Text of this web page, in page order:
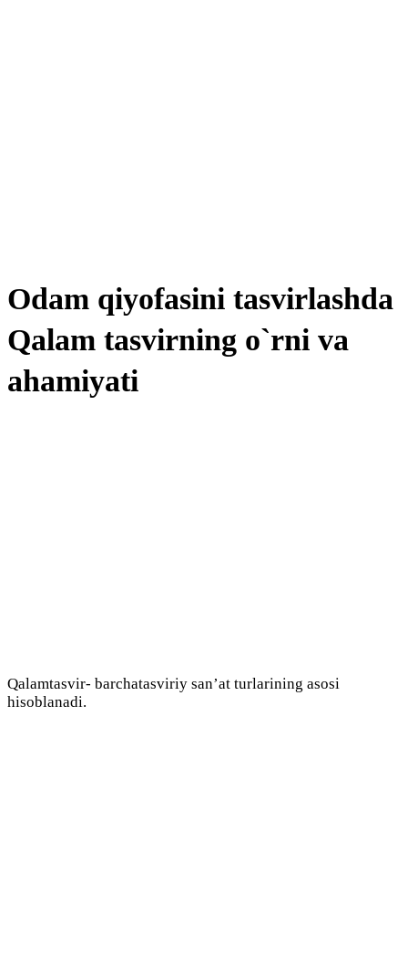
Odam qiyofasini tasvirlashda
Qalam tasvirning o`rni va
ahamiyati
Qalamtasvir- barchatasviriy san’at turlarining asosi
hisoblanadi.